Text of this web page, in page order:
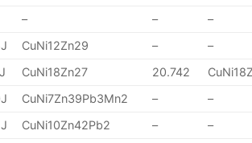
– –
–
CuNi12Zn29 –
–
CuNi18Zn27 20.742
CuNi7Zn39Pb3Mn2 –
–
CuNi10Zn42Pb2 –
–